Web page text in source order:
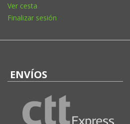
Ver cesta
Finalizar sesión
ENVÍOS